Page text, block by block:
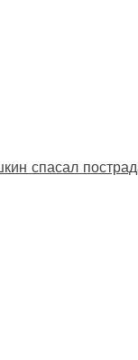
спасал